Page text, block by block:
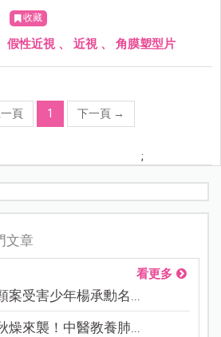
收藏
假性近視 、 近視 、 角膜塑型片
一頁 1 下一頁 →
;
文章
看更多
案受害少年楊承勳名...
燥來襲！中醫教養肺...